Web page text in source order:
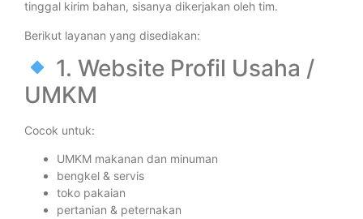
tinggal kirim bahan, sisanya dikerjakan oleh tim.
Berikut layanan yang disediakan:
1. Website Profil Usaha /
UMKM
Cocok untuk:
UMKM makanan dan minuman
bengkel & servis
toko pakaian
pertanian & peternakan